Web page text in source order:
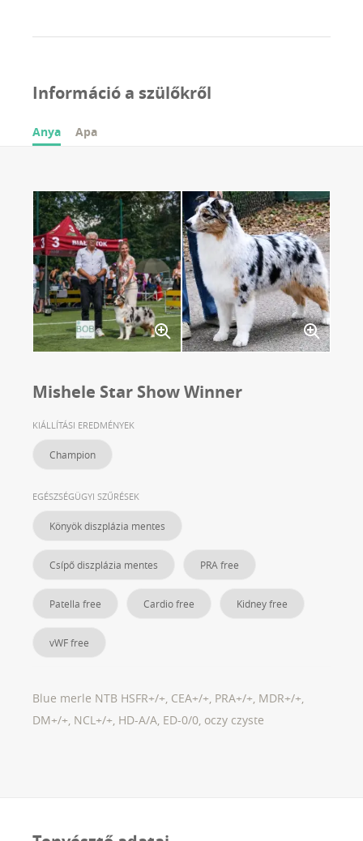
Információ a szülőkről
Anya Apa
Mishele Star Show Winner
KIÁLLÍTÁSI EREDMÉNYEK
Champion
EGÉSZSÉGÜGYI SZŰRÉSEK
Könyök diszplázia mentes
Csípő diszplázia mentes PRA free
Patella free Cardio free Kidney free
vWF free
Blue merle NTB HSFR+/+, CEA+/+, PRA+/+, MDR+/+,
DM+/+, NCL+/+, HD-A/A, ED-0/0, oczy czyste